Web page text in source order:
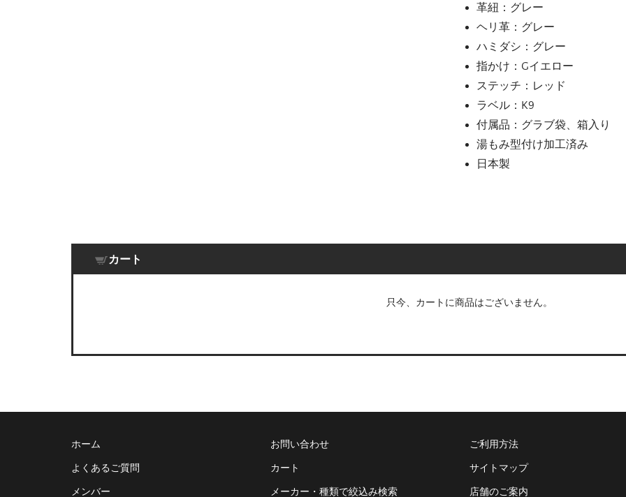
革紐：グレー
ヘリ革：グレー
ハミダシ：グレー
指かけ：Gイエロー
ステッチ：レッド
ラベル：K9
付属品：グラブ袋、箱入り
湯もみ型付け加工済み
日本製
カート
只今、カートに商品はございません。
ホーム お問い合わせ ご利用方法
よくあるご質問 カート サイトマップ
メンバー メーカー・種類で絞込み検索 店舗のご案内